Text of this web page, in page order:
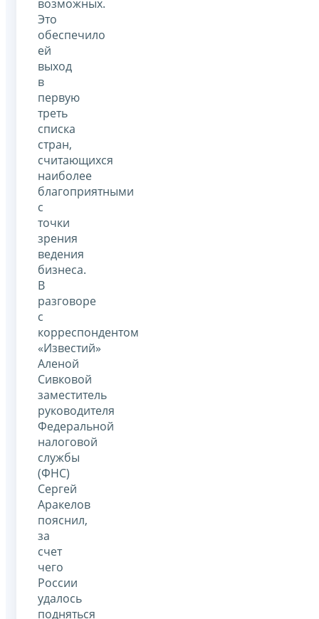
возможных.
Это
обеспечило
ей
выход
в
первую
треть
списка
стран,
считающихся
наиболее
благоприятными
с
точки
зрения
ведения
бизнеса.
В
разговоре
с
корреспондентом
«Известий»
Аленой
Сивковой
заместитель
руководителя
Федеральной
налоговой
службы
(ФНС)
Сергей
Аракелов
пояснил,
за
счет
чего
России
удалось
подняться